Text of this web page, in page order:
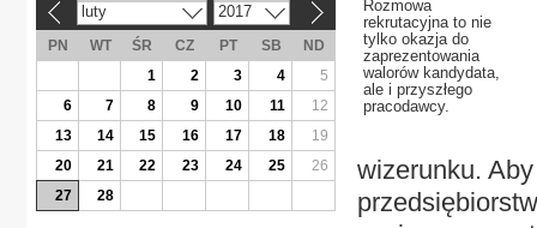
Rozmowa
rekrutacyjna to nie
tylko okazja do
zaprezentowania
walorów kandydata,
ale i przyszłego
pracodawcy.
wizerunku.
luty 2017
PN WT ŚR CZ PT SB
ND
1
2 3 4
5
6
7 8 9 10 11
12
13
14 15 16 17 18
19
20
21 22 23 24 25
26
27
28